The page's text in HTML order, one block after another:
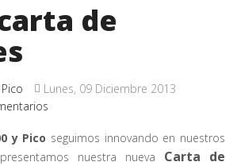
de
Lunes, 09 Diciembre 2013
y Pico seguimos innovando en nuestros
nuestra nueva Carta de